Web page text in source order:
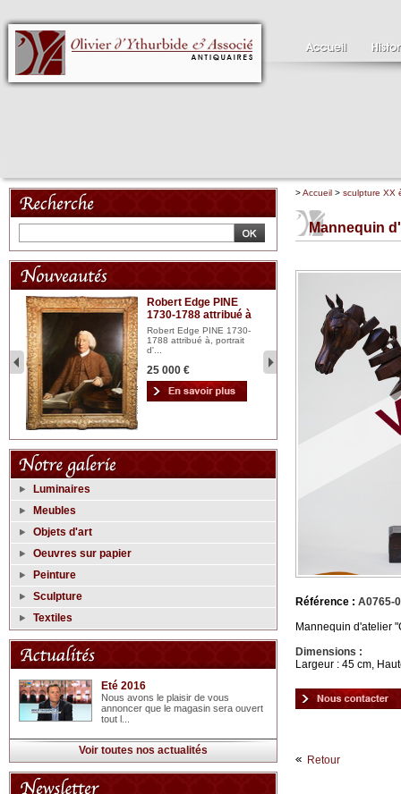
Robert Edge PINE
1730-1788 attribué à
Robert Edge PINE 1730-
1788 attribué à, portrait
d'...
25 000 €
Luminaires
Meubles
Objets d'art
Oeuvres sur papier
Peinture
Sculpture
Textiles
Eté 2016
Nous avons le plaisir de vous
annoncer que le magasin sera ouvert
tout l...
Voir toutes nos actualités
>Accueil > sculpture XX
Mannequin
Référence : A0765-
Mannequin d'atelier
Dimensions :
Largeur : 45 cm,
Retour